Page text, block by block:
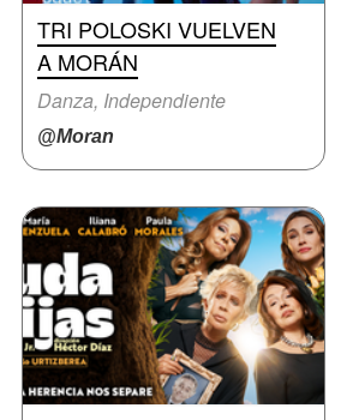
TRI POLOSKI VUELVEN
A MORÁN
Danza, Independiente
@Moran